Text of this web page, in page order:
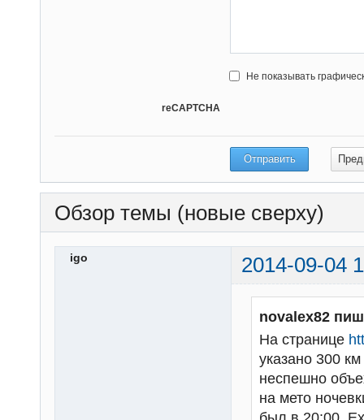
Не показывать
reCAPTCHA
Обзор темы (новые сверху)
igo 2014-09-04
novalex82
На странице
указано 300
неспешно
на мето